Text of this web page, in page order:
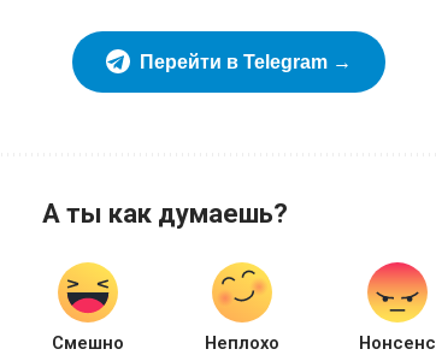
Перейти в Telegram →
А ты как думаешь?
Смешно Неплохо Нонсенс